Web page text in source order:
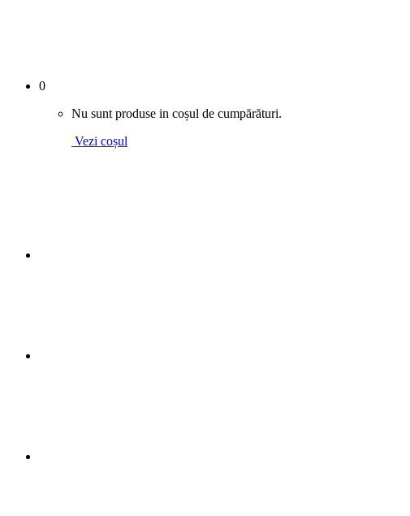
0
Nu sunt produse in coșul de cumpărături.
Vezi coșul